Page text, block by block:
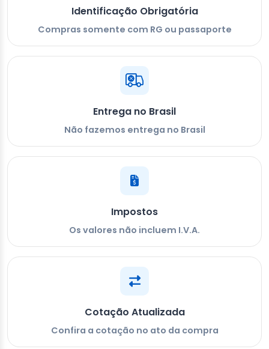
Identificação Obrigatória
Compras somente com RG ou passaporte
Entrega no Brasil
Não fazemos entrega no Brasil
Impostos
Os valores não incluem I.V.A.
Cotação Atualizada
Confira a cotação no ato da compra